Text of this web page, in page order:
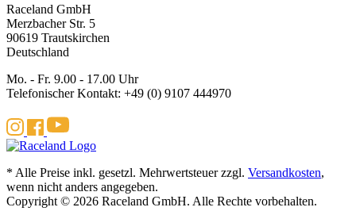
Raceland GmbH
Merzbacher Str. 5
90619 Trautskirchen
Deutschland
Mo. - Fr. 9.00 - 17.00 Uhr
Telefonischer Kontakt: +49 (0) 9107 444970
* Alle Preise inkl. gesetzl. Mehrwertsteuer zzgl. Versandkosten,
wenn nicht anders angegeben.
Copyright © 2026 Raceland GmbH. Alle Rechte vorbehalten.